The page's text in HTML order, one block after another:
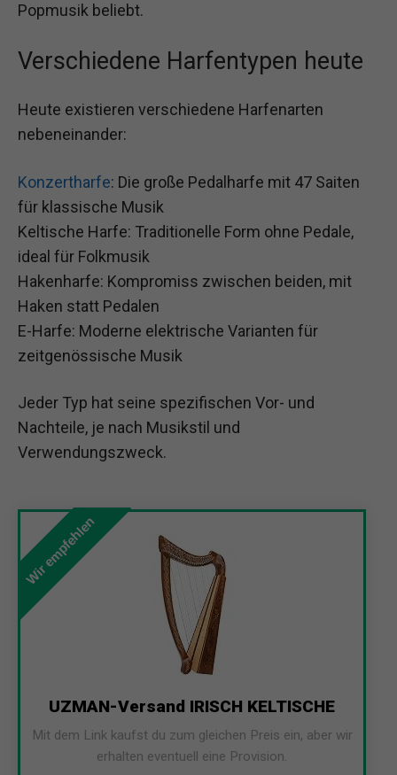
Popmusik beliebt.
Verschiedene Harfentypen heute
Heute existieren verschiedene Harfenarten
nebeneinander:
Konzertharfe: Die große Pedalharfe mit 47 Saiten
für klassische Musik
Keltische Harfe: Traditionelle Form ohne Pedale,
ideal für Folkmusik
Hakenharfe: Kompromiss zwischen beiden, mit
Haken statt Pedalen
E-Harfe: Moderne elektrische Varianten für
zeitgenössische Musik
Jeder Typ hat seine spezifischen Vor- und
Nachteile, je nach Musikstil und
Verwendungszweck.
Wir empfehlen
UZMAN-Versand IRISCH KELTISCHE
Mit dem Link kaufst du zum gleichen Preis ein, aber wir
erhalten eventuell eine Provision.